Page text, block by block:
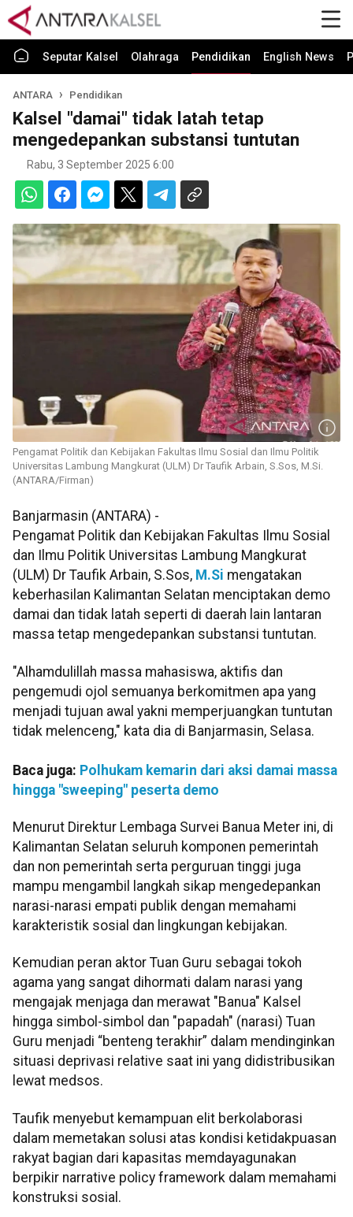
Seputar Kalsel Olahraga Pendidikan English News
ANTARA Pendidikan
Kalsel "damai" tidak latah tetap
mengedepankan substansi tuntutan
Rabu, 3 September 2025 6:00
Pengamat Politik dan Kebijakan Fakultas Ilmu Sosial dan Ilmu Politik
Universitas Lambung Mangkurat (ULM) Dr Taufik Arbain, S.Sos, M.Si.
(ANTARA/Firman)
Banjarmasin (ANTARA) -
Pengamat Politik dan Kebijakan Fakultas Ilmu Sosial
dan Ilmu Politik Universitas Lambung Mangkurat
(ULM) Dr Taufik Arbain, S.Sos, M.Si mengatakan
keberhasilan Kalimantan Selatan menciptakan demo
damai dan tidak latah seperti di daerah lain lantaran
massa tetap mengedepankan substansi tuntutan.
"Alhamdulillah massa mahasiswa, aktifis dan
pengemudi ojol semuanya berkomitmen apa yang
menjadi tujuan awal yakni memperjuangkan tuntutan
tidak melenceng," kata dia di Banjarmasin, Selasa.
Baca juga: Polhukam kemarin dari aksi damai massa
hingga "sweeping" peserta demo
Menurut Direktur Lembaga Survei Banua Meter ini, di
Kalimantan Selatan seluruh komponen pemerintah
dan non pemerintah serta perguruan tinggi juga
mampu mengambil langkah sikap mengedepankan
narasi-narasi empati publik dengan memahami
karakteristik sosial dan lingkungan kebijakan.
Kemudian peran aktor Tuan Guru sebagai tokoh
agama yang sangat dihormati dalam narasi yang
mengajak menjaga dan merawat "Banua" Kalsel
hingga simbol-simbol dan "papadah" (narasi) Tuan
Guru menjadi “benteng terakhir” dalam mendinginkan
situasi deprivasi relative saat ini yang didistribusikan
lewat medsos.
Taufik menyebut kemampuan elit berkolaborasi
dalam memetakan solusi atas kondisi ketidakpuasan
rakyat bagian dari kapasitas memdayagunakan
berpikir narrative policy framework dalam memahami
konstruksi sosial.